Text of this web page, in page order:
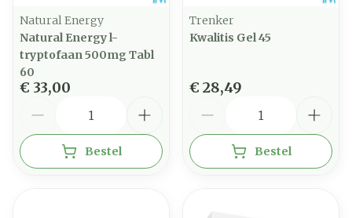
Natural Energy
Natural Energy l-
tryptofaan 500mg Tabl
60
€ 33,00
Bestel
Trenker
Kwalitis Gel 45
€ 28,49
Bestel